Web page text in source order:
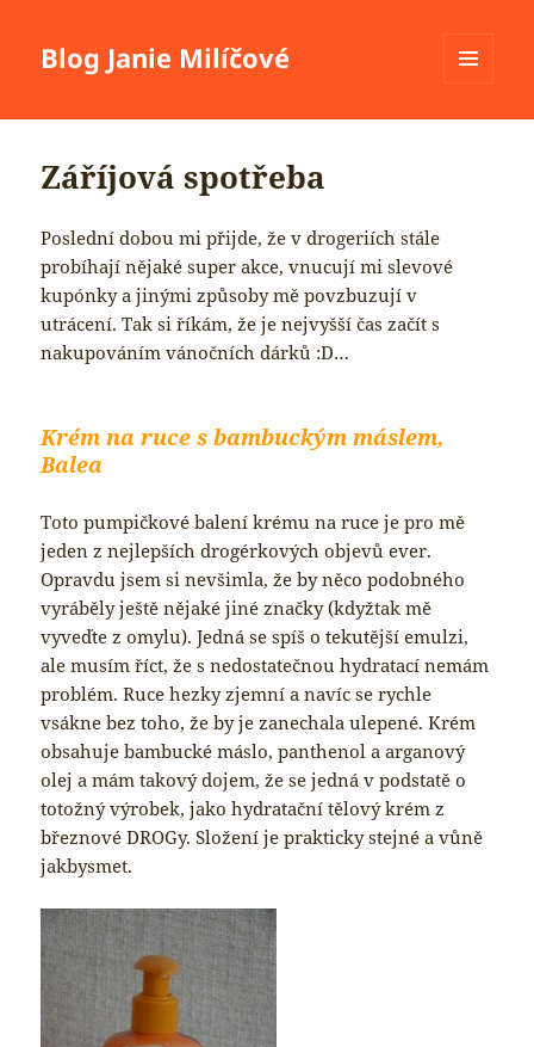
Blog Janie Milíčové
Záříjová spotřeba
Poslední dobou mi přijde, že v drogeriích stále
probíhají nějaké super akce, vnucují mi slevové
kupónky a jinými způsoby mě povzbuzují v
utrácení. Tak si říkám, že je nejvyšší čas začít s
nakupováním vánočních dárků :D…
Krém na ruce s bambuckým máslem,
Balea
Toto pumpičkové balení krému na ruce je pro mě
jeden z nejlepších drogérkových objevů ever.
Opravdu jsem si nevšimla, že by něco podobného
vyráběly ještě nějaké jiné značky (kdyžtak mě
vyveďte z omylu). Jedná se spíš o tekutější emulzi,
ale musím říct, že s nedostatečnou hydratací nemám
problém. Ruce hezky zjemní a navíc se rychle
vsákne bez toho, že by je zanechala ulepené. Krém
obsahuje bambucké máslo, panthenol a arganový
olej a mám takový dojem, že se jedná v podstatě o
totožný výrobek, jako hydratační tělový krém z
březnové DROGy. Složení je prakticky stejné a vůně
jakbysmet.